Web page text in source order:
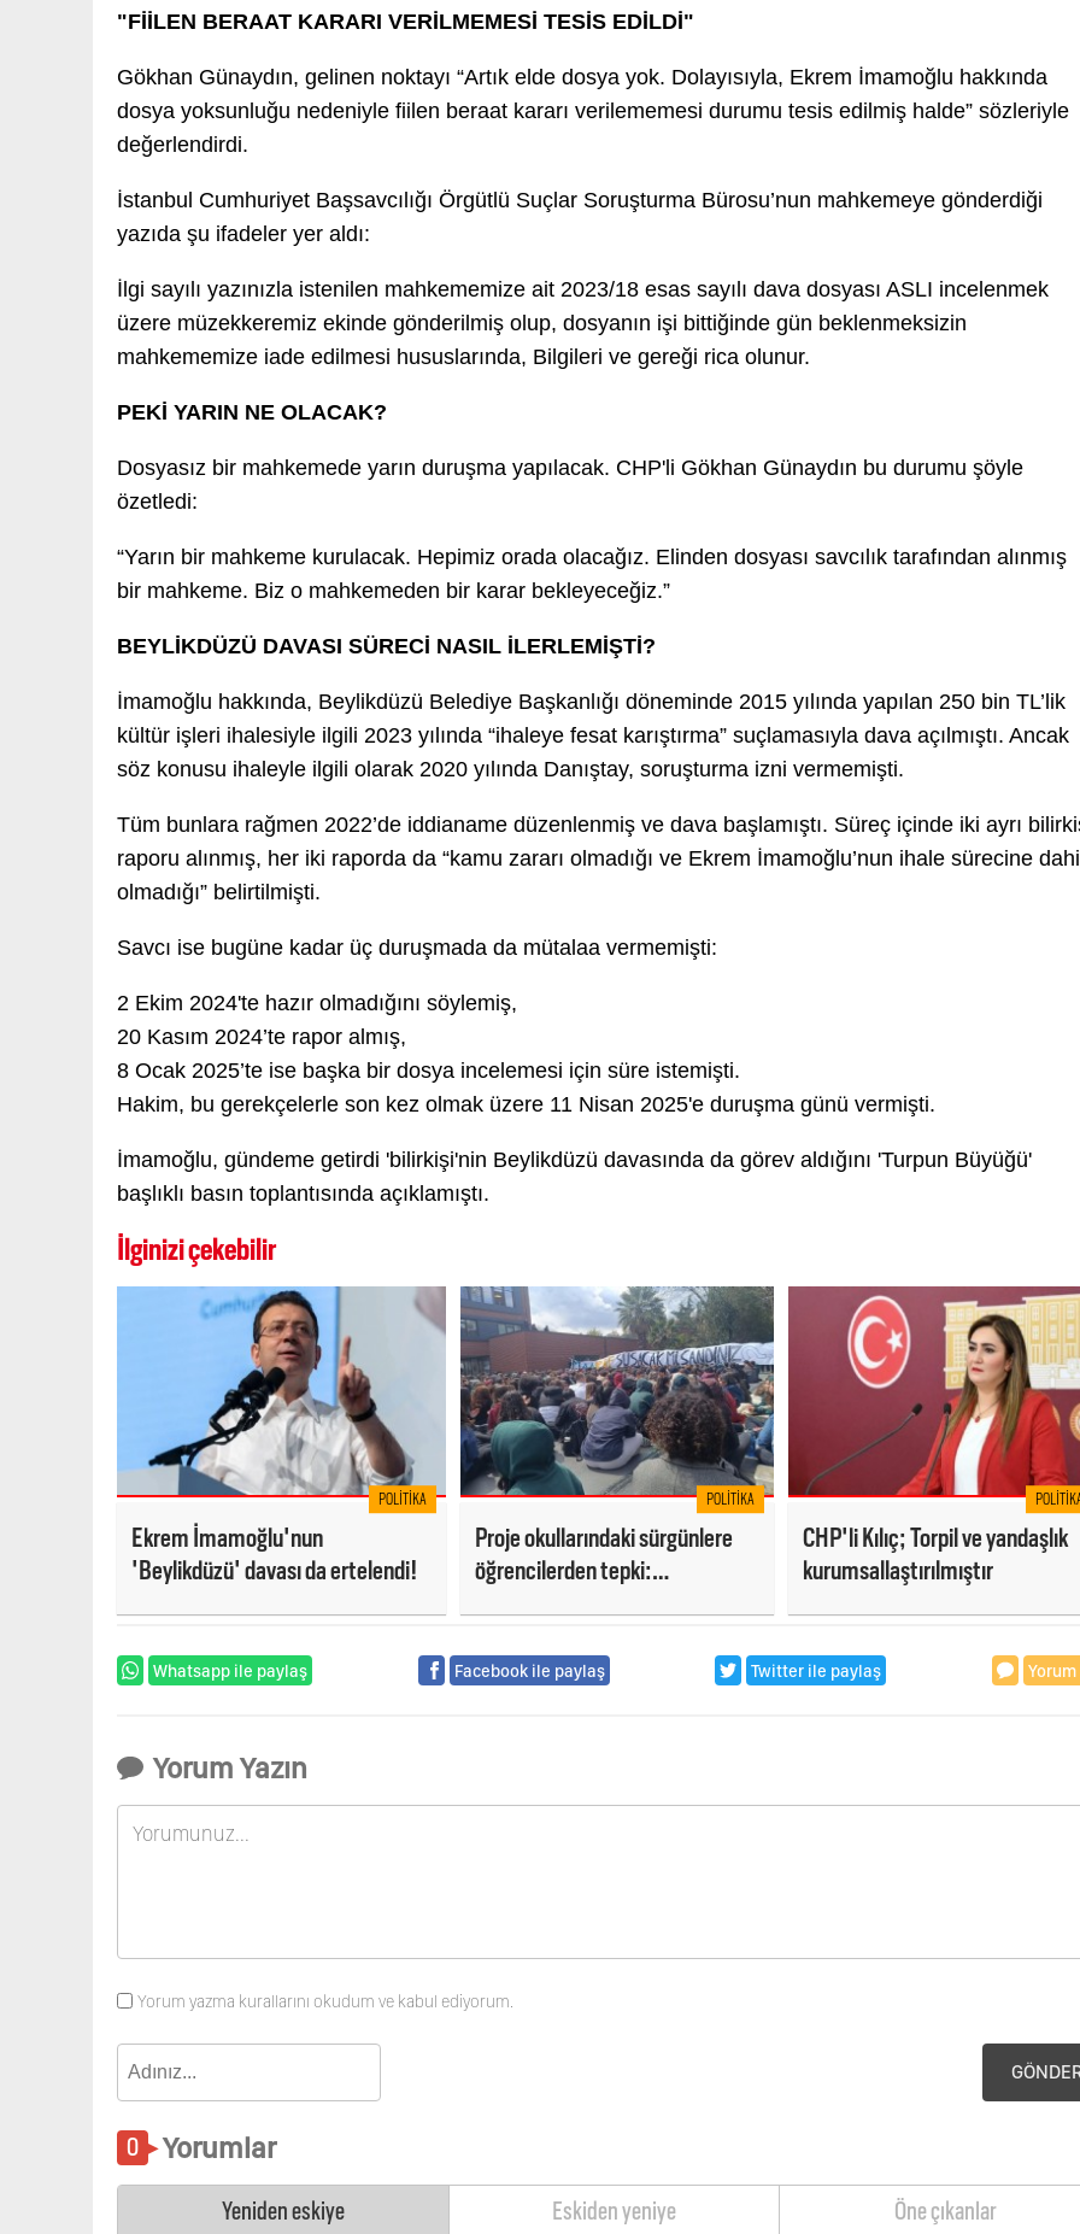
"FİİLEN BERAAT KARARI VERİLMEMESİ TESİS EDİLDİ"
Gökhan Günaydın, gelinen noktayı “Artık elde dosya yok. Dolayısıyla, Ekrem İmamoğlu hakkında
dosya yoksunluğu nedeniyle fiilen beraat kararı verilememesi durumu tesis edilmiş halde” sözleriyle
değerlendirdi.
İstanbul Cumhuriyet Başsavcılığı Örgütlü Suçlar Soruşturma Bürosu’nun mahkemeye gönderdiği
yazıda şu ifadeler yer aldı:
İlgi sayılı yazınızla istenilen mahkememize ait 2023/18 esas sayılı dava dosyası ASLI incelenmek
üzere müzekkeremiz ekinde gönderilmiş olup, dosyanın işi bittiğinde gün beklenmeksizin
mahkememize iade edilmesi hususlarında, Bilgileri ve gereği rica olunur.
PEKİ YARIN NE OLACAK?
Dosyasız bir mahkemede yarın duruşma yapılacak. CHP'li Gökhan Günaydın bu durumu şöyle
özetledi:
“Yarın bir mahkeme kurulacak. Hepimiz orada olacağız. Elinden dosyası savcılık tarafından alınmış
bir mahkeme. Biz o mahkemeden bir karar bekleyeceğiz.”
BEYLİKDÜZÜ DAVASI SÜRECİ NASIL İLERLEMİŞTİ?
İmamoğlu hakkında, Beylikdüzü Belediye Başkanlığı döneminde 2015 yılında yapılan 250 bin TL’lik
kültür işleri ihalesiyle ilgili 2023 yılında “ihaleye fesat karıştırma” suçlamasıyla dava açılmıştı. Ancak
söz konusu ihaleyle ilgili olarak 2020 yılında Danıştay, soruşturma izni vermemişti.
Tüm bunlara rağmen 2022’de iddianame düzenlenmiş ve dava başlamıştı. Süreç içinde iki ayrı
raporu alınmış, her iki raporda da “kamu zararı olmadığı ve Ekrem İmamoğlu’nun ihale sürecine
olmadığı” belirtilmişti.
Savcı ise bugüne kadar üç duruşmada da mütalaa vermemişti:
2 Ekim 2024'te hazır olmadığını söylemiş,
20 Kasım 2024’te rapor almış,
8 Ocak 2025’te ise başka bir dosya incelemesi için süre istemişti.
Hakim, bu gerekçelerle son kez olmak üzere 11 Nisan 2025'e duruşma günü vermişti.
İmamoğlu, gündeme getirdi 'bilirkişi'nin Beylikdüzü davasında da görev aldığını 'Turpun Büyüğü'
başlıklı basın toplantısında açıklamıştı.
İlginizi çekebilir
POLITIKA
Ekrem İmamoğlu'nun
'Beylikdüzü' davası da ertelendi!
POLITIKA
Proje okullarındaki sürgünlere
öğrencilerden tepki:
CHP'li Kılıç; Torpil ve yandaşlık
kurumsallaştırılmıştır
Whatsapp ile paylaş Facebook ile paylaş Twitter ile paylaş Yorum
Yorum Yazın
Yorum yazma kurallarını okudum ve kabul ediyorum.
Yorumlar
Yeniden eskiye Eskiden yeniye Öne çıkanlar